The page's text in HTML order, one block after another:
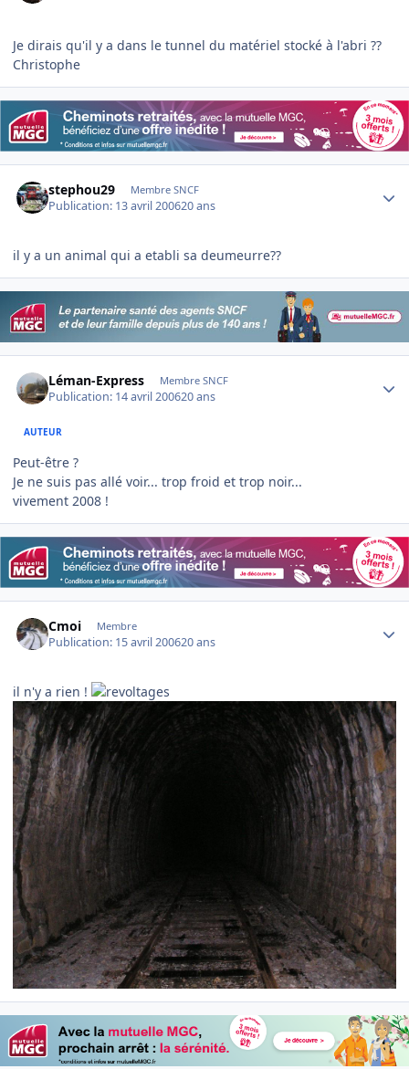
Je dirais qu'il y a dans le tunnel du matériel stocké à l'abri ??
Christophe
stephou29 Membre SNCF
Publication: 13 avril 200620 ans
il y a un animal qui a etabli sa deumeurre??
Léman-Express Membre SNCF
Publication: 14 avril 200620 ans
AUTEUR
Peut-être ?
Je ne suis pas allé voir... trop froid et trop noir...
vivement 2008 !
Cmoi Membre
Publication: 15 avril 200620 ans
il n'y a rien !